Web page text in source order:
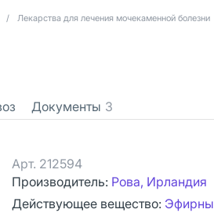
/ Лекарства для лечения мочекаменной болезни
Документы 3
Арт. 212594
Производитель: Рова, Ирландия
Действующее вещество: